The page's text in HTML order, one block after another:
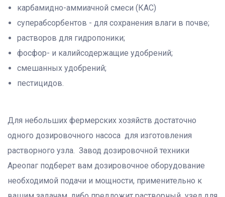
карбамидно-аммиачной смеси (КАС)
суперабсорбентов - для сохранения влаги в почве;
растворов для гидропоники;
фосфор- и калийсодержащие удобрений;
смешанных удобрений;
пестицидов.
Для небольших фермерских хозяйств достаточно
одного дозировочного насоса для изготовления
растворного узла. Завод дозировочной техники
Ареопаг подберет вам дозировочное оборудование
необходимой подачи и мощности, применительно к